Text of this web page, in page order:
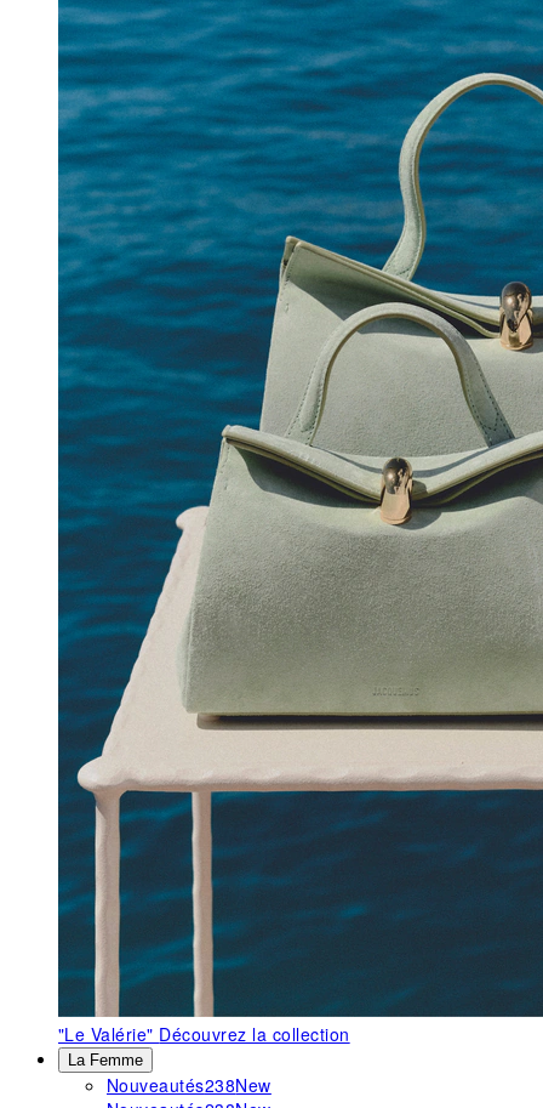
"Le Valérie" Découvrez la collection
La Femme
Nouveautés238New